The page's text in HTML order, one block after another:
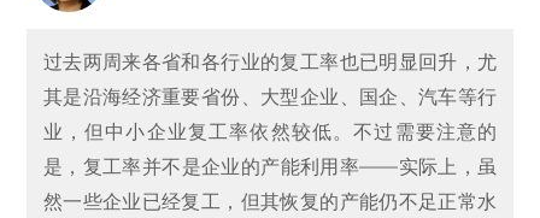
过去两周来各省和各行业的复工率也已明显回升，尤
其是沿海经济重要省份、大型企业、国企、汽车等行
业，但中小企业复工率依然较低。不过需要注意的
是，复工率并不是企业的产能利用率——实际上，虽
然一些企业已经复工，但其恢复的产能仍不足正常水